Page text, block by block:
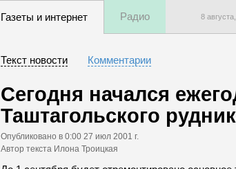
Газеты и интернет Радио 8
Текст новости Комментарии
Сегодня начался
Таштагольского
Опубликовано в 0:00 27 июл 2001 г.
Автор текста Илона Троицкая